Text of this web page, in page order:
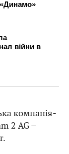
компанія-
2 AG –